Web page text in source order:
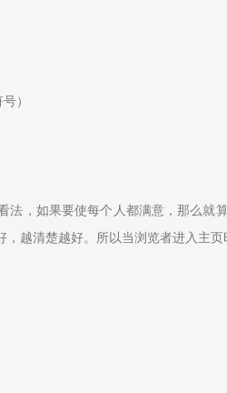
）
法，如果要使每个人都满意，那么
越清楚越好。所以当浏览者进入主